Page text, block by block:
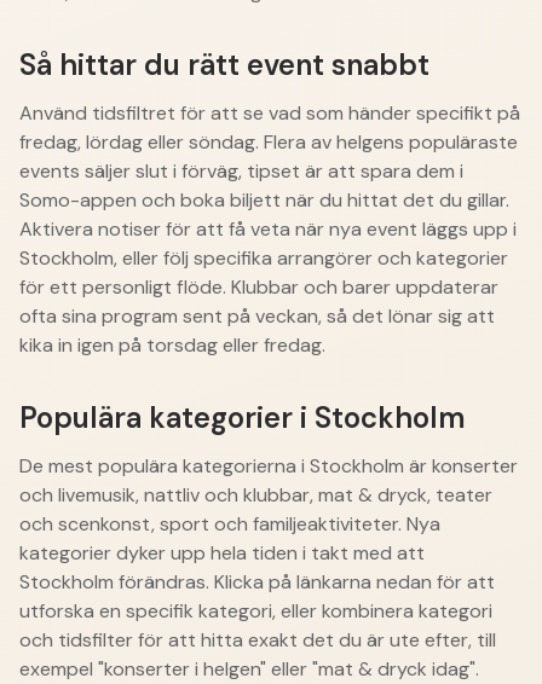
Så hittar du rätt event snabbt
Använd tidsfiltret för att se vad som händer specifikt på
fredag, lördag eller söndag. Flera av helgens populäraste
events säljer slut i förväg, tipset är att spara dem i
Somo-appen och boka biljett när du hittat det du gillar.
Aktivera notiser för att få veta när nya event läggs upp i
Stockholm, eller följ specifika arrangörer och kategorier
för ett personligt flöde. Klubbar och barer uppdaterar
ofta sina program sent på veckan, så det lönar sig att
kika in igen på torsdag eller fredag.
Populära kategorier i Stockholm
De mest populära kategorierna i Stockholm är konserter
och livemusik, nattliv och klubbar, mat & dryck, teater
och scenkonst, sport och familjeaktiviteter. Nya
kategorier dyker upp hela tiden i takt med att
Stockholm förändras. Klicka på länkarna nedan för att
utforska en specifik kategori, eller kombinera kategori
och tidsfilter för att hitta exakt det du är ute efter, till
exempel "konserter i helgen" eller "mat & dryck idag".